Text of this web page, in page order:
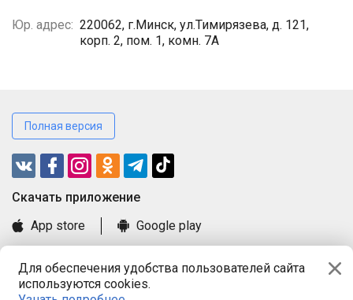
Для обеспечения удобства пользователей сайта
используются cookies.
Юр. адрес: 220062, г.Минск, ул.Тимирязева, д. 121,
корп. 2, пом. 1, комн. 7А
Полная версия
Cкачать приложение
App store
Google play
Книга замечаний и предложений